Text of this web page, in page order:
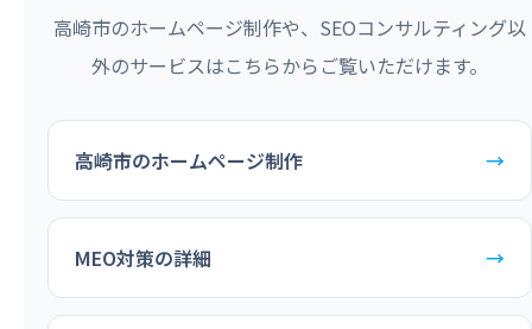
高崎市のホームページ制作や、SEOコンサルティング以
外のサービスはこちらからご覧いただけます。
高崎市のホームページ制作 →
MEO対策の詳細 →